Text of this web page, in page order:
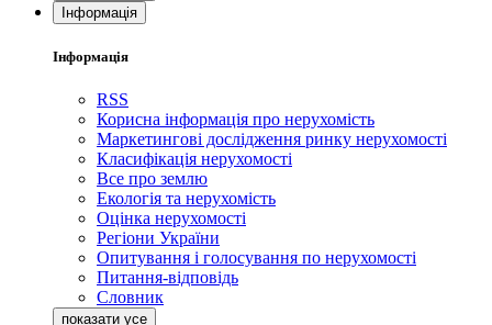
Інформація
Інформація
RSS
Корисна інформація про нерухомість
Маркетингові дослідження ринку нерухомості
Класифікація нерухомості
Все про землю
Екологія та нерухомість
Оцінка нерухомості
Регіони України
Опитування і голосування по нерухомості
Питання-відповідь
Словник